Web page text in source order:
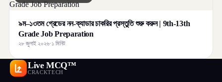
৯ম–১৩তম গ্রেডের নন-ক্যাডার চাকরির প্রস্তুতি শুরু করুন | 9th-13th
Grade Job Preparation
২৮ জুলাই ২০২৬·১ মিনিট
Live MCQ™
CRACKTECH